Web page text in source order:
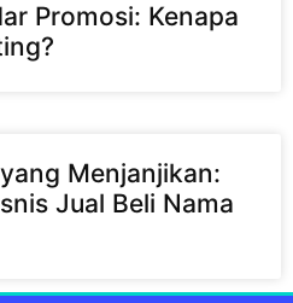
Promosi: Kenapa
Menjanjikan:
Jual Beli Nama